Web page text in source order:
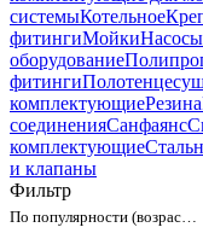
системыКотельное
фитингиМойки
оборудование
фитинги
комплектующиеРезина
соединенияСанфаянс
комплектующие
и клапаны
Фильтр
По популярности (возрастание)